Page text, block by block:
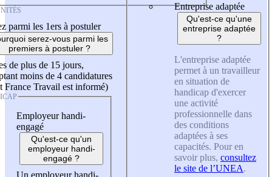
parmi les 1ers à postuler
serez-vous parmi les
premiers à postuler ?
de plus de 15 jours,
moins de 4 candidatures
France Travail est informé)
Employeur handi-
engagé
Qu'est-ce qu'un
employeur handi-
engagé ?
Entreprise adaptée
Qu'est-ce qu'une
entreprise adaptée
?
L'entreprise adaptée
permet à un travailleur
en situation de
handicap d'exercer
une activité
professionnelle dans
des conditions
adaptées à ses
capacités. Pour en
savoir plus, consultez
le site de l’UNEA.